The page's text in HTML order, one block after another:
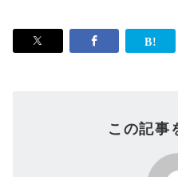
この記事